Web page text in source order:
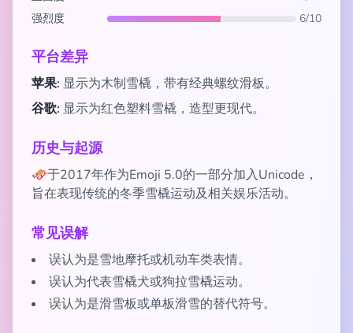
强烈度
6/10
平台差异
苹果: 显示为木制雪橇，带有经典螺纹滑板。
谷歌: 显示为红色塑料雪橇，造型更现代。
历史与起源
🛷于2017年作为Emoji 5.0的一部分加入Unicode，
旨在表现传统的冬季雪橇运动及相关娱乐活动。
常见误解
误认为是雪地摩托或机动车类表情。
误认为代表雪橇犬或狗拉雪橇运动。
误认为是滑雪板或单板滑雪的替代符号。